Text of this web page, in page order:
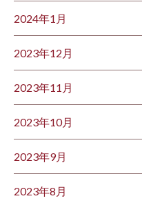
2024年1月
2023年12月
2023年11月
2023年10月
2023年9月
2023年8月